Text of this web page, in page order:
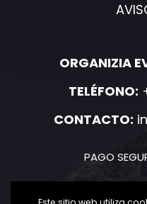
ORGANIZIA
TELÉFONO:
CONTACTO:
PAGO